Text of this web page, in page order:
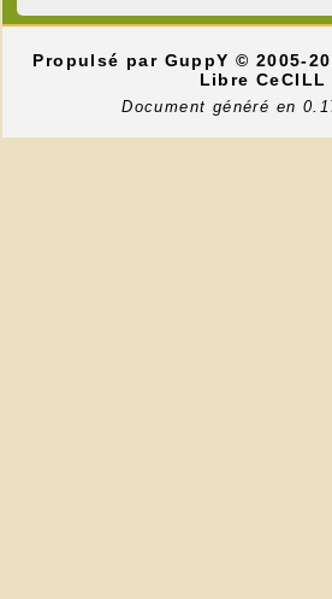
Propulsé par GuppY© 2005-
Libre CeCILL
Document généré en